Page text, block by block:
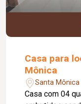
Casa para
Mônica
Santa
Casa com 04